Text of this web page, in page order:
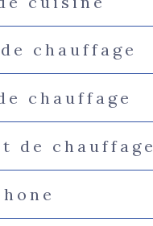
chauffage
chauffage
de chauffage